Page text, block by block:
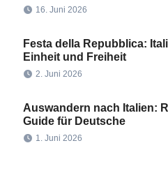
16. Juni 2026
Festa della Repubblica:
Einheit und Freiheit
2. Juni 2026
Auswandern nach Italien:
Guide für Deutsche
1. Juni 2026